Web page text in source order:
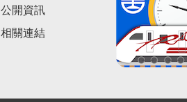
公開資訊
相關連結